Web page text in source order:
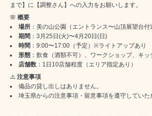
まで】に【調整さん】への入力をお願いします。
🌸 概要
場所 ：美の山公園（エントランス〜山頂展望台付
期間 ： 3 月25 日(火)〜4月20日(日)
時間 ： 9:00〜17:00 （予定） ※ライトアップあり
形態 ：飲食（酒類不可）、ワークショップ、キ
店舗数 ： 1 日 10店舗程度（エリア指定あり）
⚠️ 注意事項
備品の貸し出しはありません。
埼玉県からの注意事項・留意事項を遵守していた